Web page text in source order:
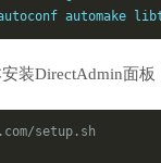
automake
装DirectAdmin面板
setup.sh